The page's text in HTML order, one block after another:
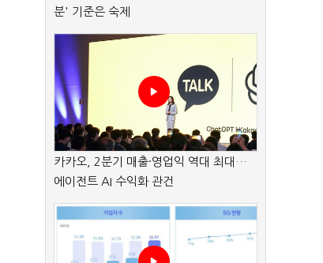
분' 기준은 숙제
카카오, 2분기 매출·영업익 역대 최대…
에이전트 AI 수익화 관건